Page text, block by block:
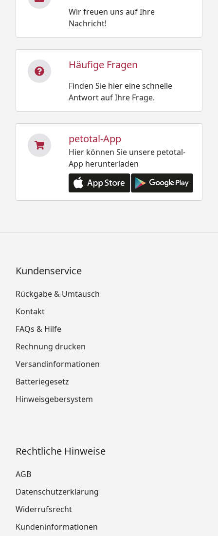
Wir freuen uns auf Ihre
Nachricht!
Häufige Fragen
Finden Sie hier eine schnelle
Antwort auf Ihre Frage.
petotal-App
Hier können Sie unsere petotal-
App herunterladen
Kundenservice
Rückgabe & Umtausch
Kontakt
FAQs & Hilfe
Rechnung drucken
Versandinformationen
Batteriegesetz
Hinweisgebersystem
Rechtliche Hinweise
AGB
Datenschutzerklärung
Widerrufsrecht
Kundeninformationen